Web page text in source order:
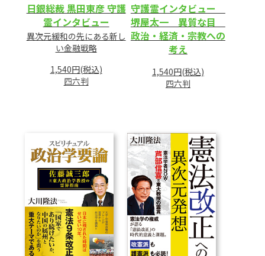
日銀総裁 黒田東彦 守護
霊インタビュー
異次元緩和の先にある新し
い金融戦略
1,540円(税込)
四六判
守護霊インタビュー
堺屋太一 異質な目
政治・経済・宗教への
考え
1,540円(税込)
四六判